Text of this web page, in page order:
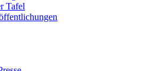
Tafel